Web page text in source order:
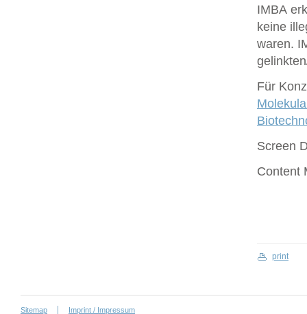
IMBA
keine
waren.
Für
Screen
Content
print
Sitemap Imprint / Impressum